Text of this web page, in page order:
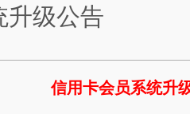
升级公告
信用卡会员系统升